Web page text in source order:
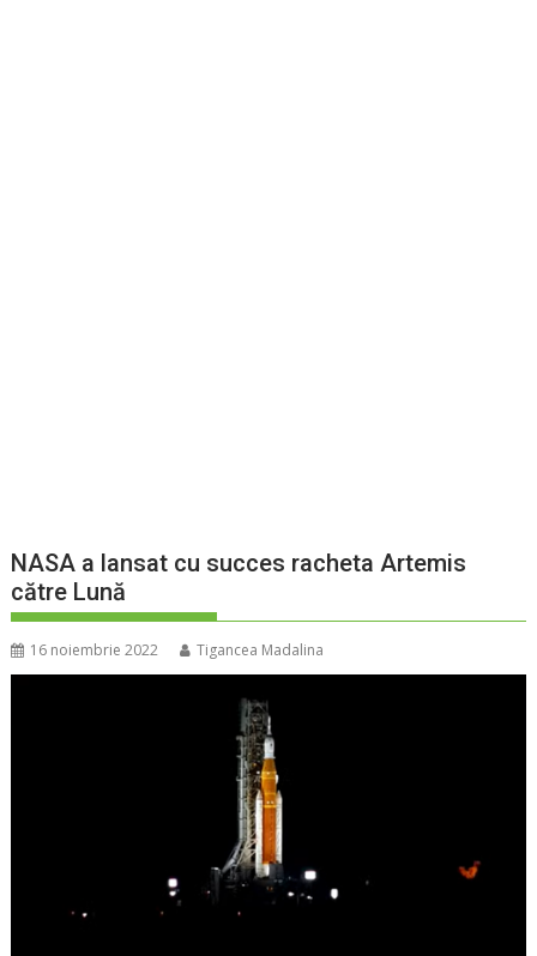
NASA a lansat cu succes racheta Artemis
către Lună
16 noiembrie 2022 Tigancea Madalina